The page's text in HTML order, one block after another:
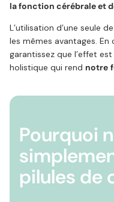
la fonction cérébrale et
L’utilisation d’une seule
les mêmes avantages.
garantissez que l’effet
holistique qui rend notre
Pourquoi
pilules de